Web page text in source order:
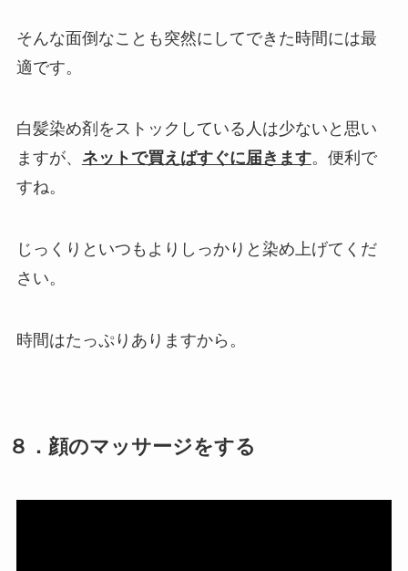
そんな面倒なことも突然にしてできた時間には最
適です。
白髪染め剤をストックしている人は少ないと思い
ますが、 ネットで買えばすぐに届きます。便利で
すね。
じっくりといつもよりしっかりと染め上げてくだ
さい。
時間はたっぷりありますから。
８．顔のマッサージをする